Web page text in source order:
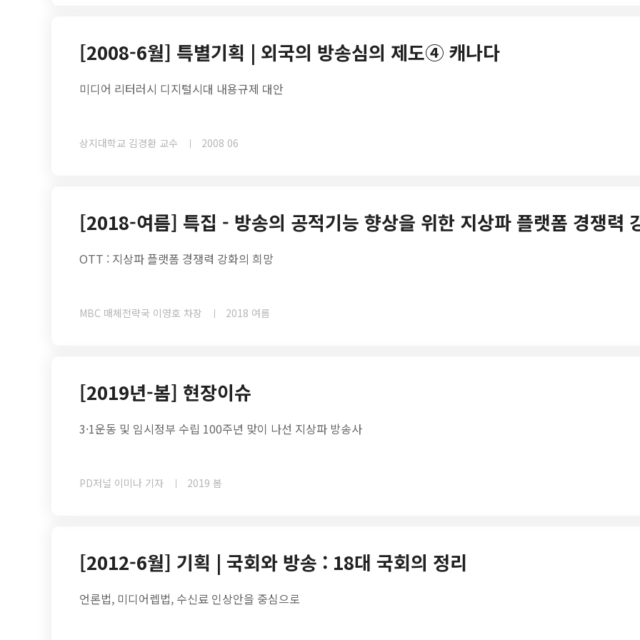
[2008-6월] 특별기획 | 외국의 방송심의 제도④ 캐나다
미디어 리터러시 디지털시대 내용규제 대안
상지대학교 김경환 교수 2008 06
[2018-여름] 특집 - 방송의 공적기능 향상을 위한 지상파 플랫폼 경쟁력
OTT : 지상파 플랫폼 경쟁력 강화의 희망
MBC 매체전략국 이영호 차장 2018 여름
[2019년-봄] 현장이슈
3·1운동 및 임시정부 수립 100주년 맞이 나선 지상파 방송사
PD저널 이미나 기자 2019 봄
[2012-6월] 기획 | 국회와 방송 : 18대 국회의 정리
언론법, 미디어렙법, 수신료 인상안을 중심으로